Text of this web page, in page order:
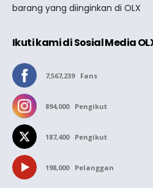
barang yang diinginkan di OLX
Ikuti kami di Sosial Media
7,567,239 Fans
894,000 Pengikut
187,400 Pengikut
198,000 Pelanggan